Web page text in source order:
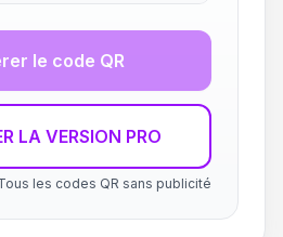
le code QR
LA VERSION PRO
les codes QR sans publicité